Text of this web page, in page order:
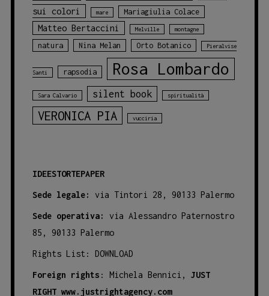
sui colori
mare Mariagiulia Colace
Matteo Bertaccini Melville montagne
natura Nina Melan Orto Botanico Pieralvise
Santi rapsodia Rosa Lombardo
Sara Calvario silent book spiritualità
VERONICA PIA vucciria
IDEESTORTEPAPER
Sede legale: via Tintori 28, 90133 Palermo
Sede operativa:
via Alessandro Paternostro
85, 90133 Palermo
Rights List: DOWNLOAD
Foreign rights : Michela Bennici, JUST
RIGHT www.justrightagency.com